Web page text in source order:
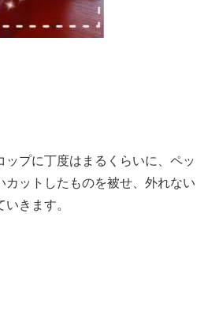
ップに丁度はまるくらいに、ペッ
カットしたものを被せ、外れない
きます。